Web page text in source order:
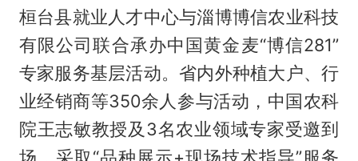
桓台县就业人才中心与淄博博信农业科技
有限公司联合承办中国黄金麦“博信281”
专家服务基层活动。省内外种植大户、行
业经销商等350余人参与活动，中国农科
院王志敏教授及3名农业领域专家受邀到
场，采取“品种展示+现场技术指导”服务